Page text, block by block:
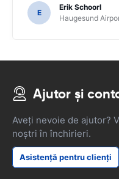
E
Erik Schoorl
Haugesund
Ajutor și
Aveți nevoie de ajutor?
noștri în închirieri.
Asistență pentru clienți